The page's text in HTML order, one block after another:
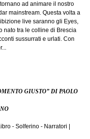
ad animare il nostro
mainstream. Questa volta a
live saranno gli Eyes,
nato tra le colline di Brescia
sussurrati e urlati. Con
GIUSTO” DI PAOLO
- Solferino - Narratori |